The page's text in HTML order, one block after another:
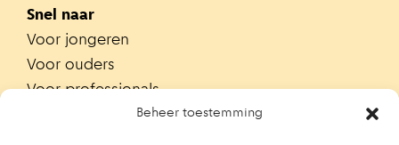
Beheer toestemming
Snel naar
Voor jongeren
Voor ouders
Voor professionals